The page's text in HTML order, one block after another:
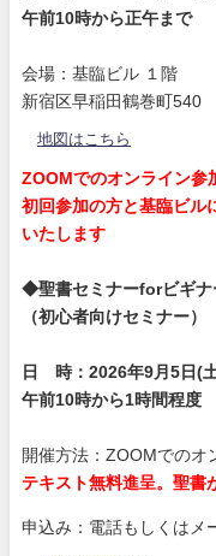
午前10時から正午まで
会場：基臨ビル １階
新宿区早稲田鶴巻町540
地図はこちら
ZOOMでのオンライン参
初回参加の方と基臨ビル
いたします
◆聖書セミナーforビギナ
（初心者向けセミナー）
日 時：2026年9月5日(
午前10時から1時間程度
開催方法：ZOOMでのオ
テキスト無料進呈。聖書
申込み：電話もしくはメ